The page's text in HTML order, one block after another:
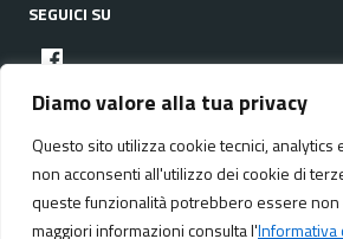
Diamo valore alla tua privacy
Questo sito utilizza cookie tecnici, analytics
non acconsenti all'utilizzo dei cookie di
queste funzionalità potrebbero essere
maggiori informazioni consulta l'Informativa
SEGUICI SU
facebook
Media policy Mappa del sito